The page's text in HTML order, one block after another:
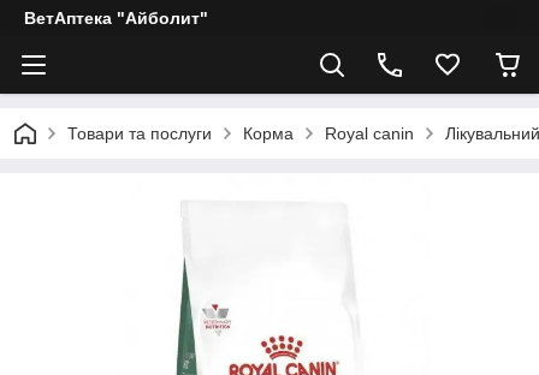
ВетАптека "Айболит"
Товари та послуги Корма Royal canin